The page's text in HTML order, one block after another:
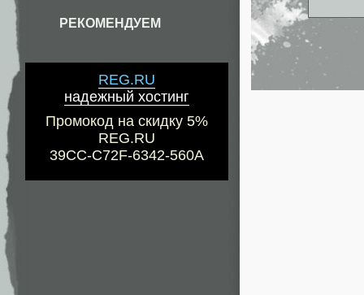
РЕКОМЕНДУЕМ
REG.RU
надежный хостинг
Промокод на скидку 5%
REG.RU
39CC-C72F-6342-560A